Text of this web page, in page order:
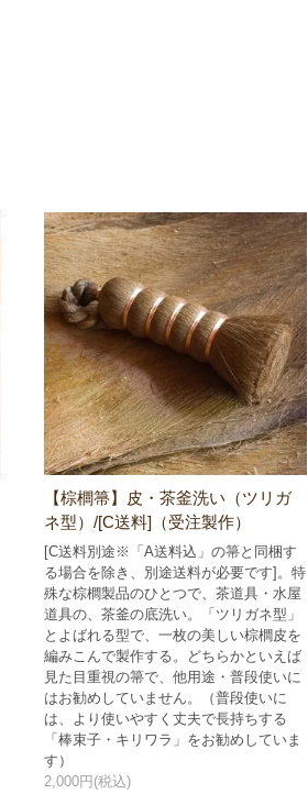
【棕櫚箒】皮・茶釜洗い（ツリガ
ネ型）/[C送料]（受注製作）
[C送料別途※「A送料込」の箒と同梱す
る場合を除き、別途送料が必要です]。特
殊な棕櫚製品のひとつで、茶道具・水屋
道具の、茶釜の底洗い。「ツリガネ型」
とよばれる型で、一枚の美しい棕櫚皮を
編みこんで製作する。どちらかといえば
見た目重視の箒で、他用途・普段使いに
はお勧めしていません。（普段使いに
は、より使いやすく丈夫で長持ちする
「棒束子・キリワラ」をお勧めしていま
す）
2,000円(税込)